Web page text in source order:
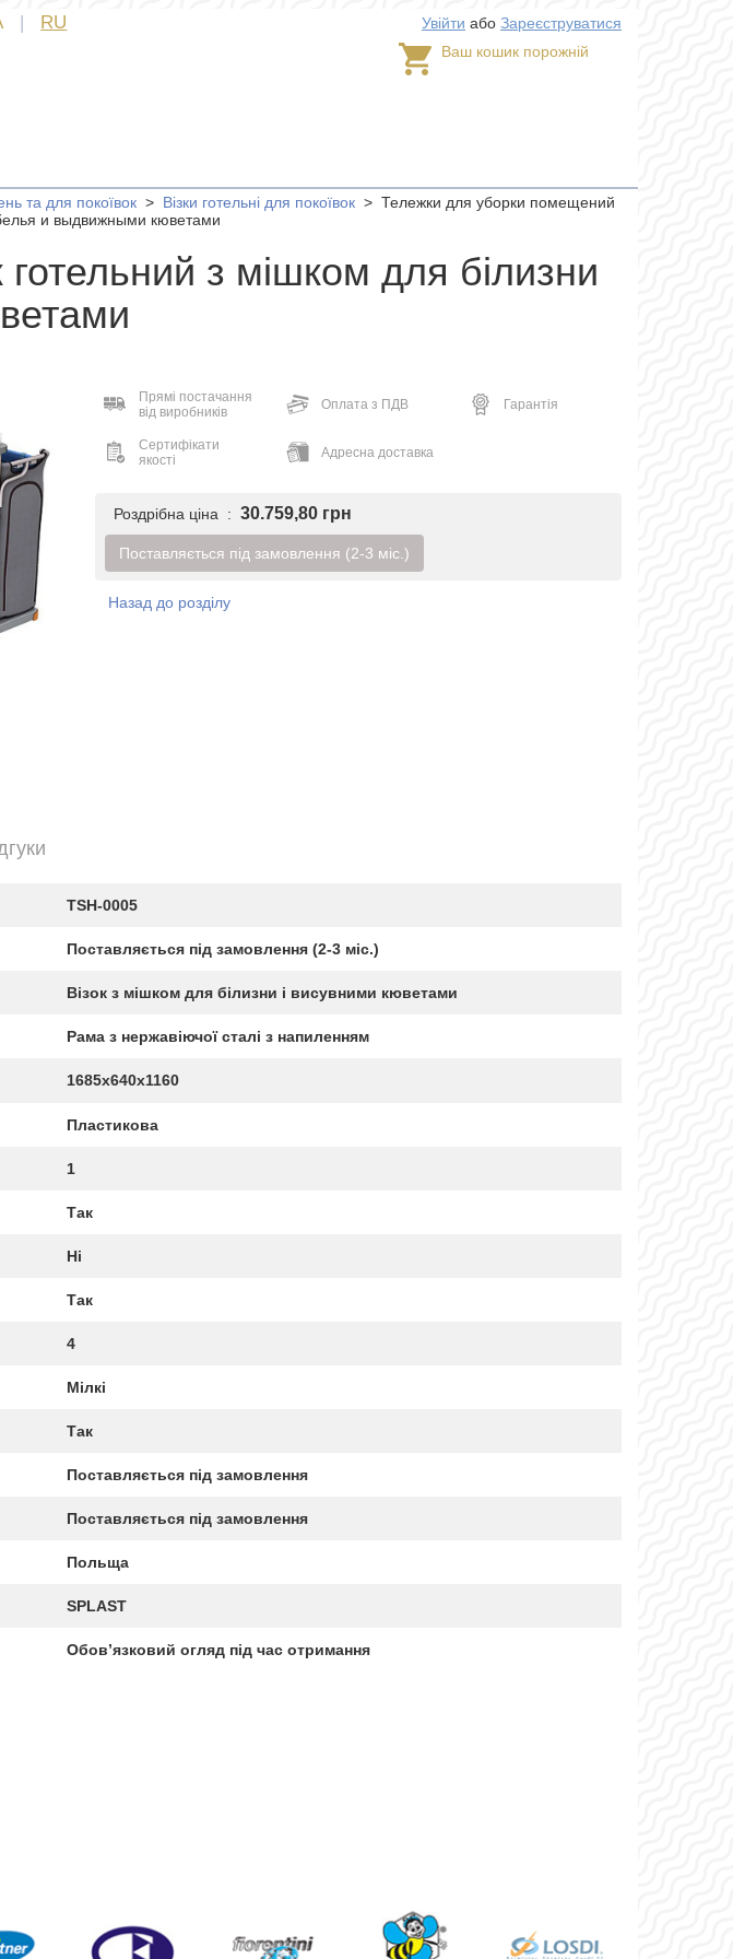
Увійти або Зареєструватися
| RU
Ваш кошик порожній
та для покоївок > Візки готельні для покоївок > Тележки для уборки помещений
и выдвижными кюветами
з мішком для білизни
Прямі постачання
від виробників
Оплата з ПДВ Гарантія
Сертифікати
якості
Адресна доставка
Роздрібна ціна :30.759,80 грн
Поставляється під замовлення (2-3 міс.)
Назад до розділу
TSH-0005
Поставляється під замовлення (2-3 міс.)
Візок з мішком для білизни і висувними кюветами
Рама з нержавіючої сталі з напиленням
1685х640х1160
Пластикова
1
Так
Ні
Так
4
Мілкі
Так
Поставляється під замовлення
Поставляється під замовлення
Польща
SPLAST
Обов’язковий огляд під час отримання